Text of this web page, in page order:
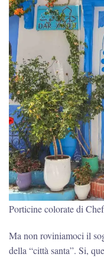
Porticine colorate di
Ma non roviniamoci il
della “città santa”. Si,